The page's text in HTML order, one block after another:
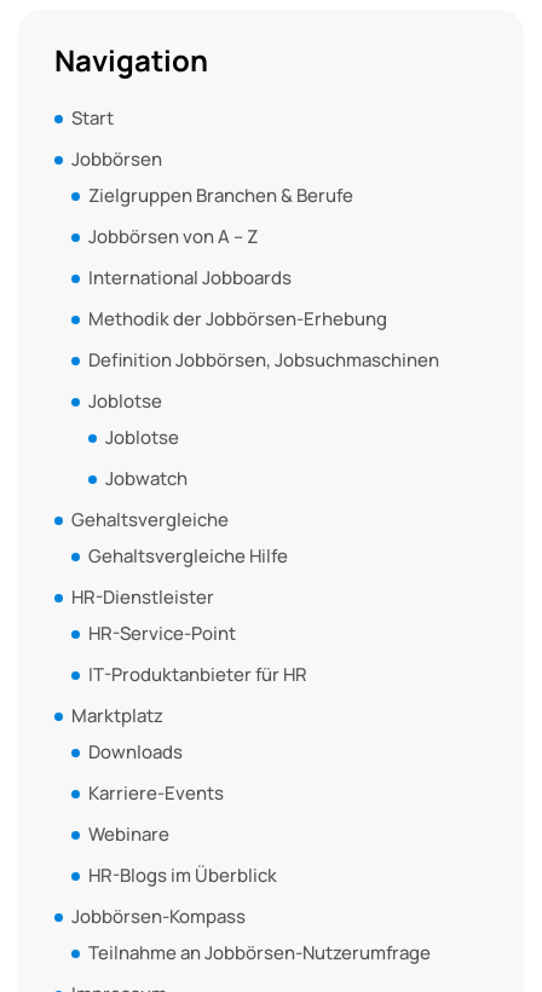
Navigation
Start
Jobbörsen
Zielgruppen Branchen & Berufe
Jobbörsen von A – Z
International Jobboards
Methodik der Jobbörsen-Erhebung
Definition Jobbörsen, Jobsuchmaschinen
Joblotse
Joblotse
Jobwatch
Gehaltsvergleiche
Gehaltsvergleiche Hilfe
HR-Dienstleister
HR-Service-Point
IT-Produktanbieter für HR
Marktplatz
Downloads
Karriere-Events
Webinare
HR-Blogs im Überblick
Jobbörsen-Kompass
Teilnahme an Jobbörsen-Nutzerumfrage